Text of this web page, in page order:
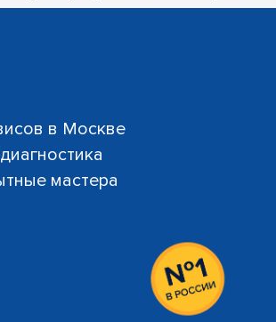
в Москве
мастера